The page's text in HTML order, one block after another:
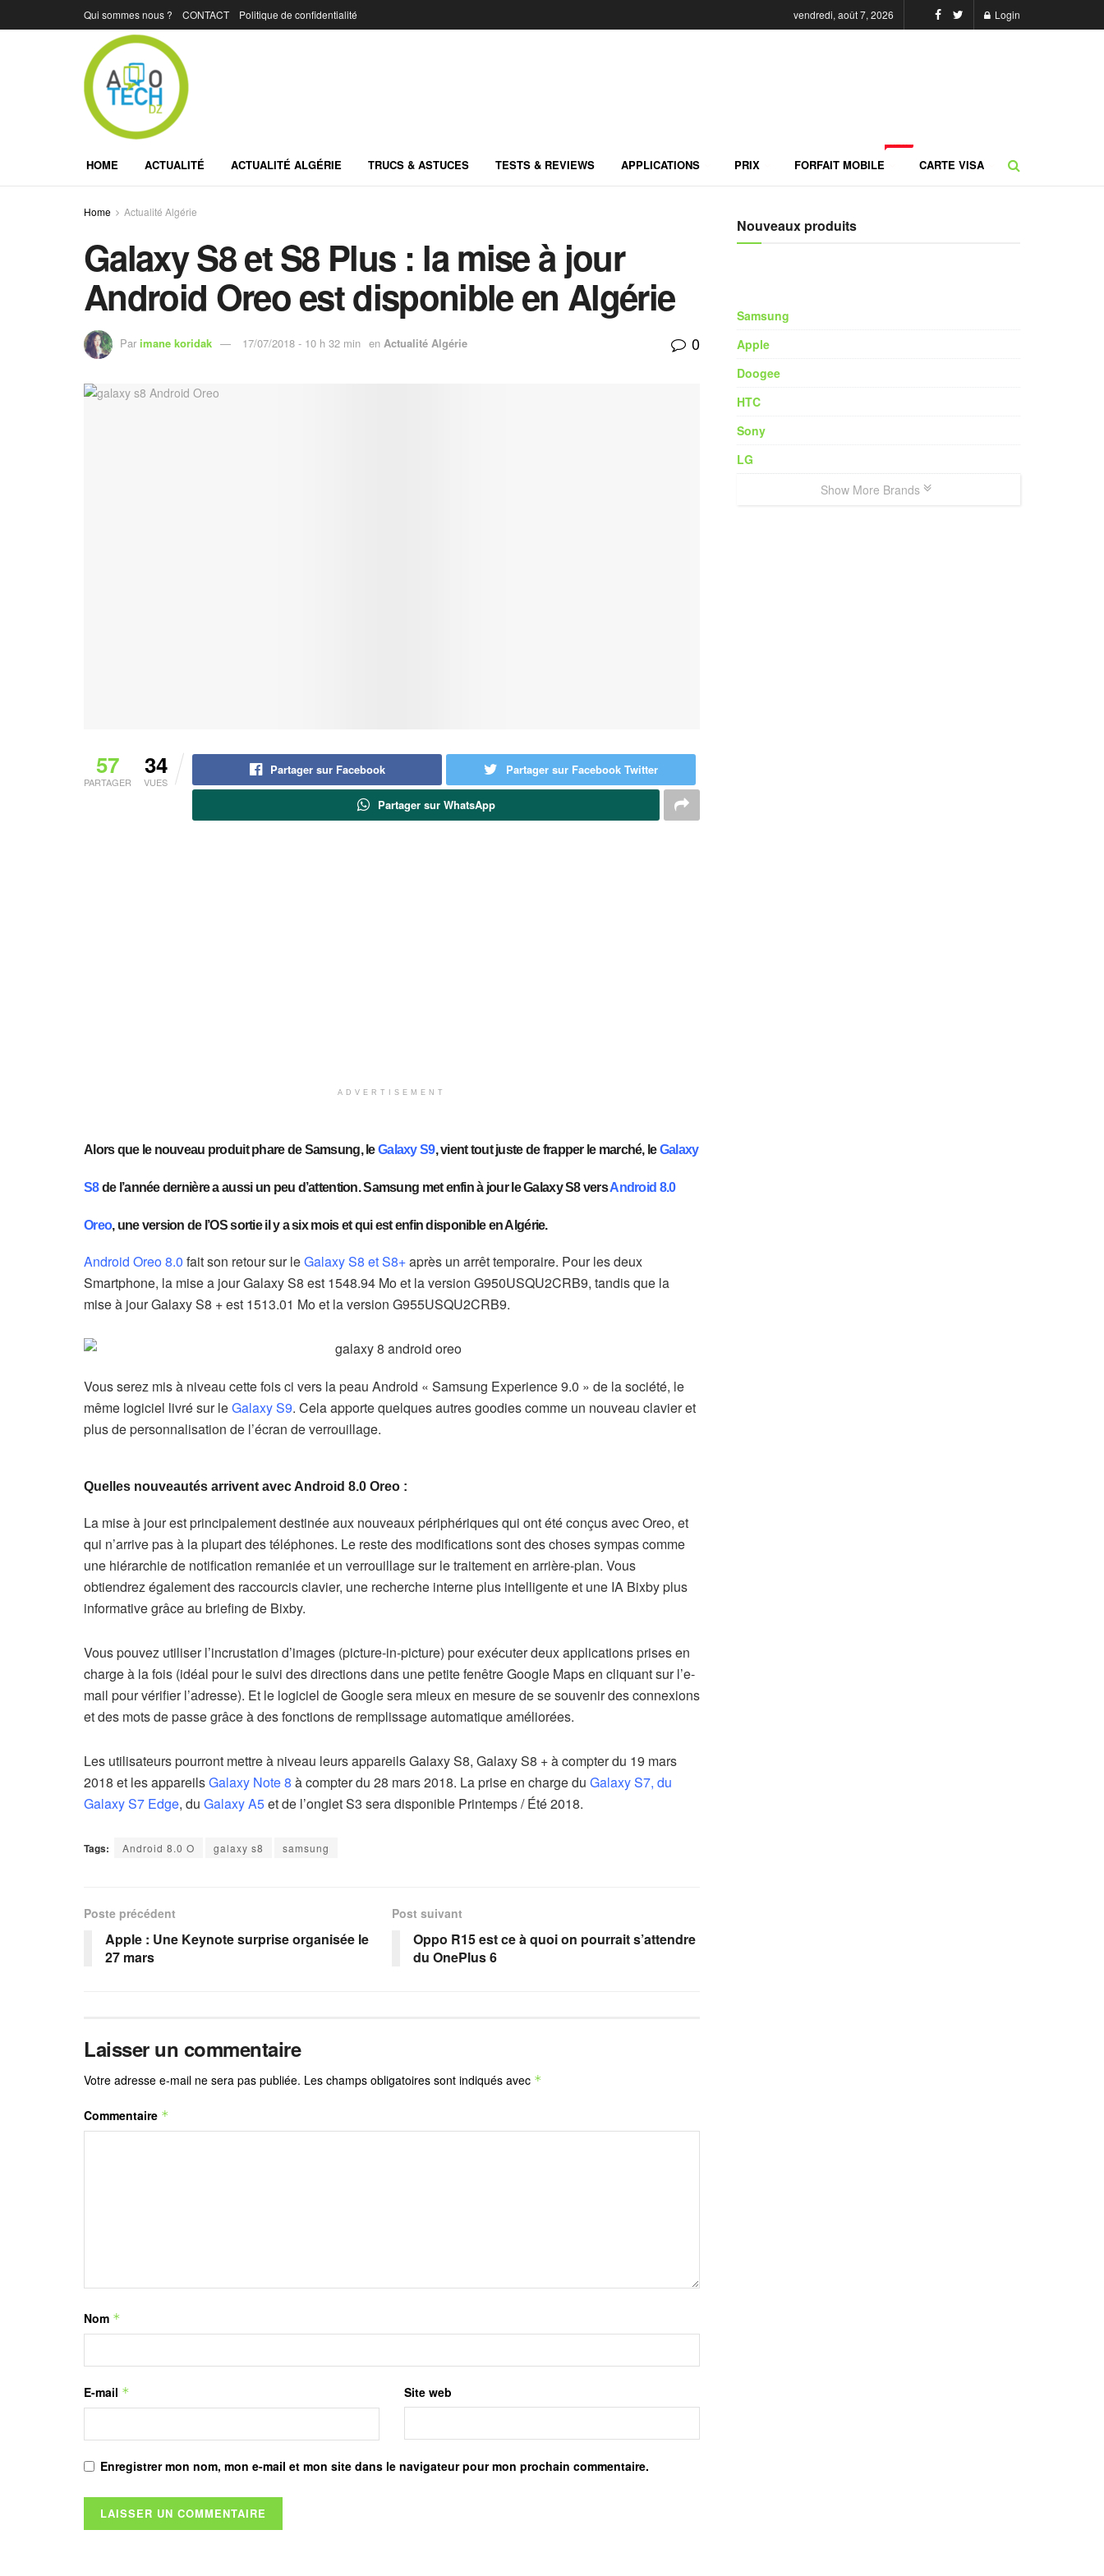
Qui sommes nous ? CONTACT Politique de confidentialité vendredi, août 7, 2026 Login
HOME ACTUALITÉ ACTUALITÉ ALGÉRIE TRUCS & ASTUCES TESTS & REVIEWS APPLICATIONS PRIX FORFAIT MOBILE CARTE VISA
Home Actualité Algérie
Galaxy S8 et S8 Plus : la mise à jour
Android Oreo est disponible en Algérie
Par imane koridak 17/07/2018 - 10 h 32 min en Actualité Algérie 0
57
PARTAGER
34
VUES
Partager sur Facebook Partager sur Facebook Twitter
Partager sur WhatsApp
ADVERTISEMENT
Alors que le nouveau produit phare de Samsung, leGalaxy S9, vient tout juste de frapper le marché, leGalaxy
S8 de l’année dernière a aussi un peu d’attention. Samsung met enfin à jour le Galaxy S8 versAndroid 8.0
Oreo, une version de l’OS sortie il y a six mois et qui est enfin disponible en Algérie.
Android Oreo 8.0 fait son retour sur leGalaxy S8 et S8+après un arrêt temporaire. Pour les deux
Smartphone, la mise a jour Galaxy S8 est 1548.94 Mo et la version G950USQU2CRB9, tandis que la
mise à jour Galaxy S8 + est 1513.01 Mo et la version G955USQU2CRB9.
Vous serez mis à niveau cette fois ci vers la peau Android « Samsung Experience 9.0 » de la société, le
même logiciel livré sur leGalaxy S9. Cela apporte quelques autres goodies comme un nouveau clavier et
plus de personnalisation de l’écran de verrouillage.
Quelles nouveautés arrivent avec Android 8.0 Oreo :
La mise à jour est principalement destinée aux nouveaux périphériques qui ont été conçus avec Oreo, et
qui n’arrive pas à la plupart des téléphones. Le reste des modifications sont des choses sympas comme
une hiérarchie de notification remaniée et un verrouillage sur le traitement en arrière-plan. Vous
obtiendrez également des raccourcis clavier, une recherche interne plus intelligente et une IA Bixby plus
informative grâce au briefing de Bixby.
Vous pouvez utiliser l’incrustation d’images (picture-in-picture) pour exécuter deux applications prises en
charge à la fois (idéal pour le suivi des directions dans une petite fenêtre Google Maps en cliquant sur l’e-
mail pour vérifier l’adresse). Et le logiciel de Google sera mieux en mesure de se souvenir des connexions
et des mots de passe grâce à des fonctions de remplissage automatique améliorées.
Les utilisateurs pourront mettre à niveau leurs appareils Galaxy S8, Galaxy S8 + à compter du 19 mars
2018 et les appareilsGalaxy Note 8 à compter du 28 mars 2018. La prise en charge du Galaxy S7, du
Galaxy S7 Edge, du Galaxy A5et de l’onglet S3 sera disponible Printemps / Été 2018.
Tags: Android 8.0 O galaxy s8 samsung
Poste précédent
Apple : Une Keynote surprise organisée le
27 mars
Post suivant
Oppo R15 est ce à quoi on pourrait s’attendre
du OnePlus 6
Laisser un commentaire
Votre adresse e-mail ne sera pas publiée. Les champs obligatoires sont indiqués avec *
Commentaire *
Nom *
E-mail * Site web
Enregistrer mon nom, mon e-mail et mon site dans le navigateur pour mon prochain commentaire.
Nouveaux produits
Samsung
Apple
Doogee
HTC
Sony
LG
Show More Brands